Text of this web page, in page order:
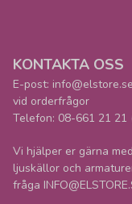
KONTAKTA OSS
E-post:
vid orderfrågor
Telefon: 08-661 21 21
Vi hjälper er gärna
ljuskällor och
fråga